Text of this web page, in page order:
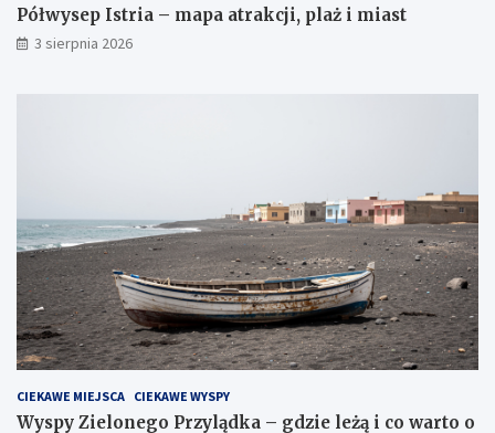
Półwysep Istria – mapa atrakcji, plaż i miast
3 sierpnia 2026
CIEKAWE MIEJSCA CIEKAWE WYSPY
Wyspy Zielonego Przylądka – gdzie leżą i co warto o